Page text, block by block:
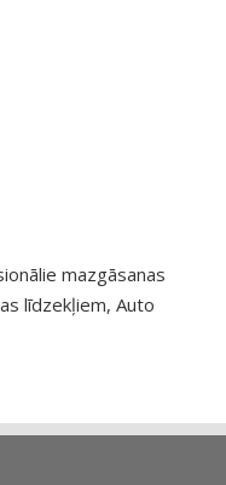
mazgāsanas
līdzekļiem, Auto